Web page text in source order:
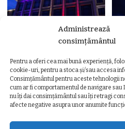
Administrează
consimțământul
Pentru a oferi cea mai bună experiență,
cookie-uri, pentru a stoca și/sau accesa
Consimțământul pentru aceste tehnologii
cum ar fi comportamentul de navigare
nu îți dai consimțământul sau îți retragi
afecte negative asupra unor anumite
Ziua Unirii Principatelor Române
– Clădiri și poduri din Cluj,
iluminate în culorile drapelului